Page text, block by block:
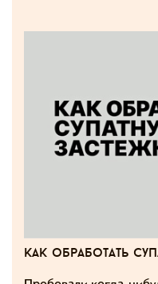
как обработать